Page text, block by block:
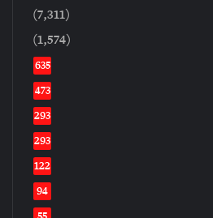
(7,311)
(1,574)
635
473
293
293
122
94